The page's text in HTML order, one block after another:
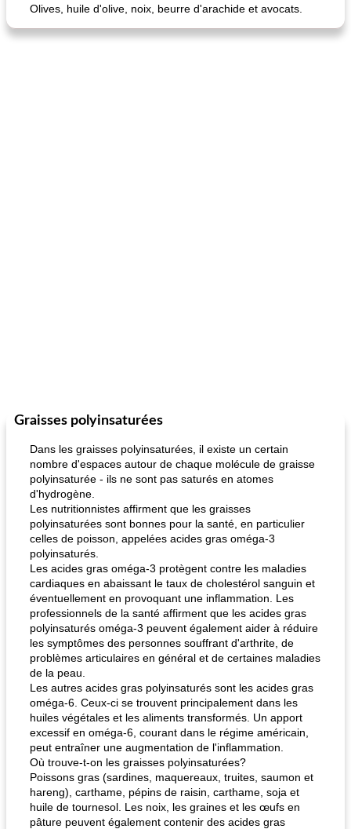
Olives, huile d'olive, noix, beurre d'arachide et avocats.
Graisses polyinsaturées
Dans les graisses polyinsaturées, il existe un certain
nombre d'espaces autour de chaque molécule de graisse
polyinsaturée - ils ne sont pas saturés en atomes
d'hydrogène.
Les nutritionnistes affirment que les graisses
polyinsaturées sont bonnes pour la santé, en particulier
celles de poisson, appelées acides gras oméga-3
polyinsaturés.
Les acides gras oméga-3 protègent contre les maladies
cardiaques en abaissant le taux de cholestérol sanguin et
éventuellement en provoquant une inflammation. Les
professionnels de la santé affirment que les acides gras
polyinsaturés oméga-3 peuvent également aider à réduire
les symptômes des personnes souffrant d'arthrite, de
problèmes articulaires en général et de certaines maladies
de la peau.
Les autres acides gras polyinsaturés sont les acides gras
oméga-6. Ceux-ci se trouvent principalement dans les
huiles végétales et les aliments transformés. Un apport
excessif en oméga-6, courant dans le régime américain,
peut entraîner une augmentation de l'inflammation.
Où trouve-t-on les graisses polyinsaturées?
Poissons gras (sardines, maquereaux, truites, saumon et
hareng), carthame, pépins de raisin, carthame, soja et
huile de tournesol. Les noix, les graines et les œufs en
pâture peuvent également contenir des acides gras